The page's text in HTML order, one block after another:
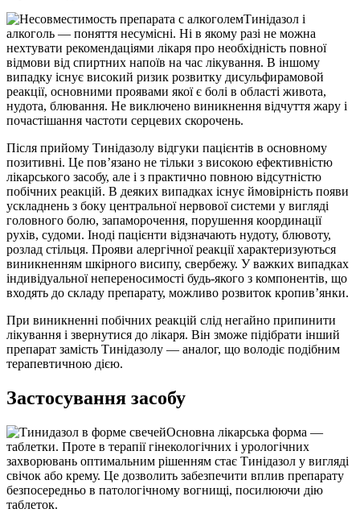
Тинідазол і
алкоголь — поняття несумісні. Ні в якому разі не можна
нехтувати рекомендаціями лікаря про необхідність повної
відмови від спиртних напоїв на час лікування. В іншому
випадку існує високий ризик розвитку дисульфирамовой
реакції, основними проявами якої є болі в області живота,
нудота, блювання. Не виключено виникнення відчуття жару і
почастішання частоти серцевих скорочень.
Після прийому Тинідазолу відгуки пацієнтів в основному
позитивні. Це пов’язано не тільки з високою ефективністю
лікарського засобу, але і з практично повною відсутністю
побічних реакцій. В деяких випадках існує ймовірність появи
ускладнень з боку центральної нервової системи у вигляді
головного болю, запаморочення, порушення координації
рухів, судоми. Іноді пацієнти відзначають нудоту, блювоту,
розлад стільця. Прояви алергічної реакції характеризуються
виникненням шкірного висипу, свербежу. У важких випадках
індивідуальної непереносимості будь-якого з компонентів, що
входять до складу препарату, можливо розвиток кропив’янки.
При виникненні побічних реакцій слід негайно припинити
лікування і звернутися до лікаря. Він зможе підібрати інший
препарат замість Тинідазолу — аналог, що володіє подібним
терапевтичною дією.
Застосування засобу
Основна лікарська форма —
таблетки. Проте в терапії гінекологічних і урологічних
захворювань оптимальним рішенням стає Тинідазол у вигляді
свічок або крему. Це дозволить забезпечити вплив препарату
безпосередньо в патологічному вогнищі, посилюючи дію
таблеток.